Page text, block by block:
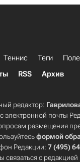
Теннис Теги
RSS Архив
редактор:
электронной почты
размещения
формой
Редакции:7 (495)
связаться с